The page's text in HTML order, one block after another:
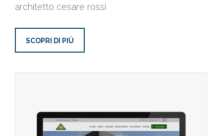
architetto cesare rossi
SCOPRI DI PIÙ